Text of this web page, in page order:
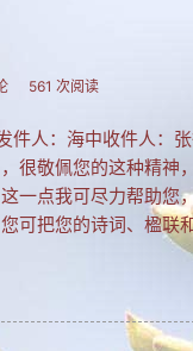
561 次阅读
件人：海中收件人：
很敬佩您的这种精
一点我可尽力帮助
可把您的诗词、楹联